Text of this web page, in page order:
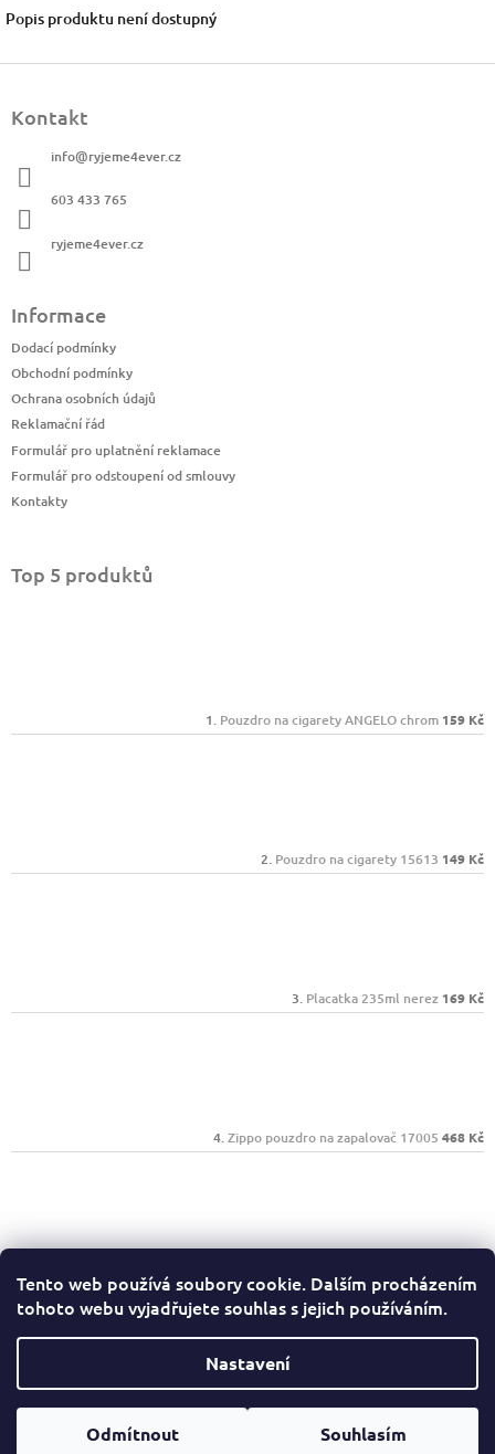
Tento web používá soubory cookie. Dalším procházením
tohoto webu vyjadřujete souhlas s jejich používáním.
Nastavení
Odmítnout Souhlasím
Popis produktu není dostupný
Kontakt
info@ryjeme4ever.cz
603 433 765
ryjeme4ever.cz
Informace
Dodací podmínky
Obchodní podmínky
Ochrana osobních údajů
Reklamační řád
Formulář pro uplatnění reklamace
Formulář pro odstoupení od smlouvy
Kontakty
Top 5 produktů
Pouzdro na cigarety ANGELO chrom 159 Kč
Pouzdro na cigarety 15613 149 Kč
Placatka 235ml nerez 169 Kč
Zippo pouzdro na zapalovač 17005 468 Kč
Zippo 25050 Street Chrome 656 Kč
Facebook
Vytvořil Shoptet Copyright 2026 Ryjeme4ever.cz. Všechna práva